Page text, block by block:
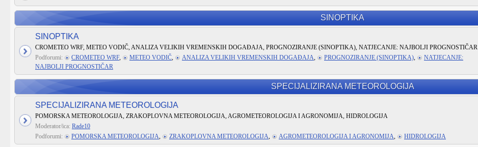
SINOPTIKA
SINOPTIKA
CROMETEO WRF, METEO VODIČ, ANALIZA VELIKIH VREMENSKIH DOGAĐAJA, PROGNOZIRANJE (SINOPTIKA), NATJECANJE: NAJBOLJI PROGNOSTIČAR
Podforumi:
CROMETEO WRF, METEO VODIČ, ANALIZA VELIKIH VREMENSKIH DOGAĐAJA, PROGNOZIRANJE (SINOPTIKA),
NATJECANJE:
NAJBOLJI PROGNOSTIČAR
SPECIJALIZIRANA METEOROLOGIJA
SPECIJALIZIRANA METEOROLOGIJA
POMORSKA METEOROLOGIJA, ZRAKOPLOVNA METEOROLOGIJA, AGROMETEOROLOGIJA I AGRONOMIJA, HIDROLOGIJA
Moderator/ica: Rade10
Podforumi:
POMORSKA METEOROLOGIJA, ZRAKOPLOVNA METEOROLOGIJA, AGROMETEOROLOGIJA I AGRONOMIJA, HIDROLOGIJA